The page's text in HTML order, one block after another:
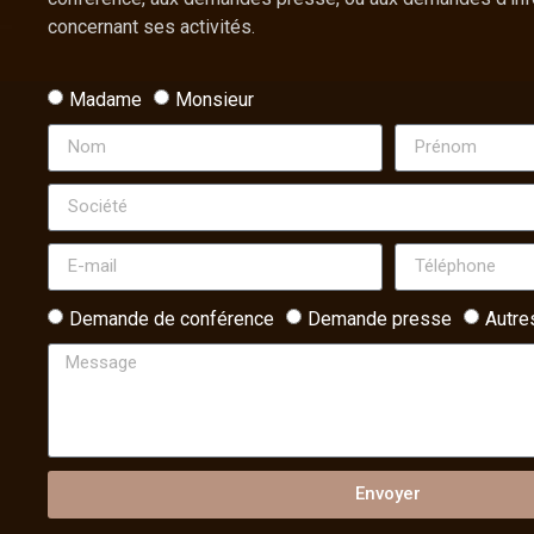
concernant ses activités.
Madame Monsieur
Demande de conférence Demande presse
Envoyer